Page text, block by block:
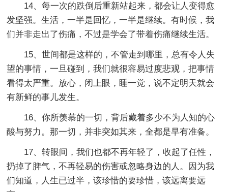
14、每一次的跌倒后重新站起来，都会让人变得愈
发坚强。生活，一半是回忆，一半是继续。有时候，我
们并非走出了伤痛，不过是学会了带着伤痛继续生活。
15、世间都是这样的，不管走到哪里，总有令人失
望的事情，一旦碰到，我们就很容易过度悲观，把事情
看得太严重。放心，闭上眼，睡一觉，说不定明天就会
有新鲜的事儿发生。
16、你所羡慕的一切，背后藏着多少不为人知的心
酸与努力。那一切，并非突如其来，全都是早有准备。
17、转眼间，我们也都不再年轻了，收起了任性，
扔掉了脾气，不再轻易的伤害或忽略身边的人。因为我
们知道，人生已过半，该珍惜的要珍惜，该远离要远